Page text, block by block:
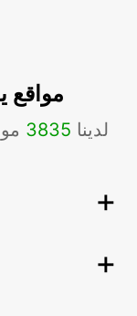
مواقع
لدينا 3835